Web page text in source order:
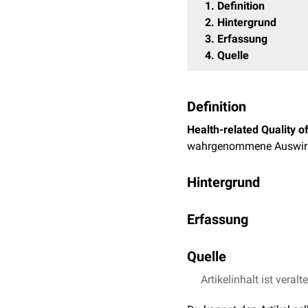
1
Definition
2 Hintergrund
3 Erfassung
4 Quelle
Definition
Health-related Quality
wahrgenommene
Hintergrund
biomedizinische
Berechnung von
Erfassung
Diese betreffen folgende
Allgemeine
Quelle
Yin et al.,
Artikelinhalt ist